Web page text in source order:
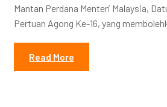
Mantan Perdana Menteri Malaysia,
Pertuan Agong Ke-16, yang
Read More